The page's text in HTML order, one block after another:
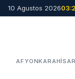
10 Agustos 2026